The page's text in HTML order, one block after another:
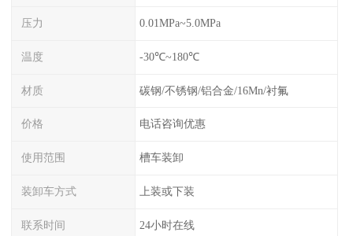
压力 0.01MPa~5.0MPa
温度 -30℃~180℃
材质 碳钢/不锈钢/铝合金/16Mn/衬氟
价格 电话咨询优惠
使用范围 槽车装卸
装卸车方式 上装或下装
联系时间 24小时在线